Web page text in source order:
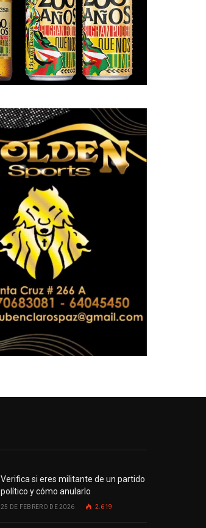
Verifica si eres militante de un partido
político y cómo anularlo
25 DE FEBRERO DE 2026 2.619